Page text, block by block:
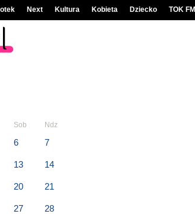
Next Kultura Kobieta Dziecko TOK FM
Sob Ndz
6 7
13 14
20 21
27 28